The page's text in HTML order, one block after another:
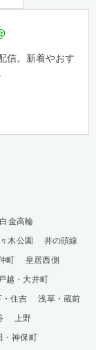
信。新着やおす
金高輪
木公園
井の頭線
町
皇居西側
戸越・大井町
・住吉
浅草・蔵前
上野
・神保町